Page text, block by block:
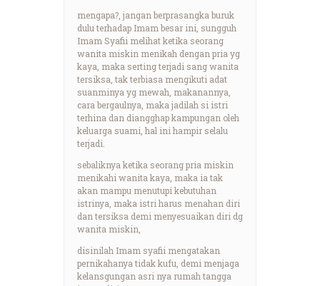
mengapa?, jangan berprasangka buruk
dulu terhadap Imam besar ini, sungguh
Imam Syafii melihat ketika seorang
wanita miskin menikah dengan pria yg
kaya, maka serting terjadi sang wanita
tersiksa, tak terbiasa mengikuti adat
suanminya yg mewah, makanannya,
cara bergaulnya, maka jadilah si istri
terhina dan diangghap kampungan oleh
keluarga suami, hal ini hampir selalu
terjadi.
sebaliknya ketika seorang pria miskin
menikahi wanita kaya, maka ia tak
akan mampu menutupi kebutuhan
istrinya, maka istri harus menahan diri
dan tersiksa demi menyesuaikan diri dg
wanita miskin,
disinilah Imam syafii mengatakan
pernikahanya tidak kufu, demi menjaga
kelansgungan asri nya rumah tangga